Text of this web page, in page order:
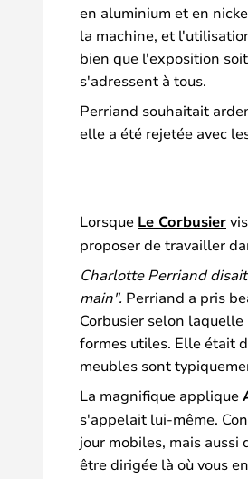
en aluminium et en
la machine, et
bien que l'exposition
s'adressent à tous.
Perriand souhaitait
elle a été rejetée avec
Lorsque Le Corbusier
proposer de travailler
Charlotte Perriand
main". Perriand a pris
Corbusier selon
formes utiles. Elle était
meubles sont
La magnifique applique
s'appelait lui-même.
jour mobiles, mais
être dirigée là où vous